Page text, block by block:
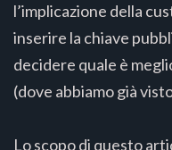
l’implicazione della
inserire la chiave
decidere quale è
(dove abbiamo già
Lo scopo di questo